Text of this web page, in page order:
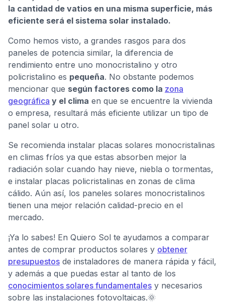
la cantidad de vatios en una misma superficie, más
eficiente será el sistema solar instalado.
Como hemos visto, a grandes rasgos para dos
paneles de potencia similar, la diferencia de
rendimiento entre uno monocristalino y otro
policristalino es pequeña. No obstante podemos
mencionar que según factores como la zona
geográfica y el clima en que se encuentre la vivienda
o empresa, resultará más eficiente utilizar un tipo de
panel solar u otro.
Se recomienda instalar placas solares monocristalinas
en climas fríos ya que estas absorben mejor la
radiación solar cuando hay nieve, niebla o tormentas,
e instalar placas policristalinas en zonas de clima
cálido. Aún así, los paneles solares monocristalinos
tienen una mejor relación calidad-precio en el
mercado.
¡Ya lo sabes! En Quiero Sol te ayudamos a comparar
antes de comprar productos solares y obtener
presupuestos de instaladores de manera rápida y fácil,
y además a que puedas estar al tanto de los
conocimientos solares fundamentales y necesarios
sobre las instalaciones fotovoltaicas.🌞